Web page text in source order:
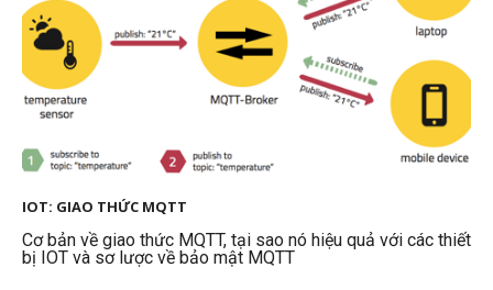
IOT: GIAO THỨC MQTT
Cơ bản về giao thức MQTT, tại sao nó hiệu quả với các thiết
bị IOT và sơ lược về bảo mật MQTT